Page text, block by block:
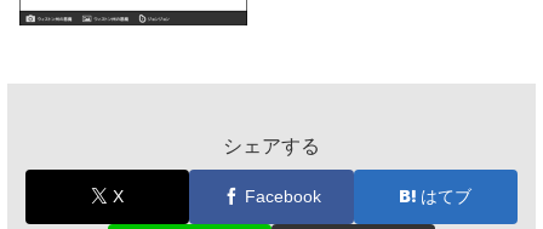
シェアする
X Facebook はてブ